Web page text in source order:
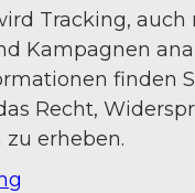
Tracking,
Kampagnen
finden
Recht,
erheben.